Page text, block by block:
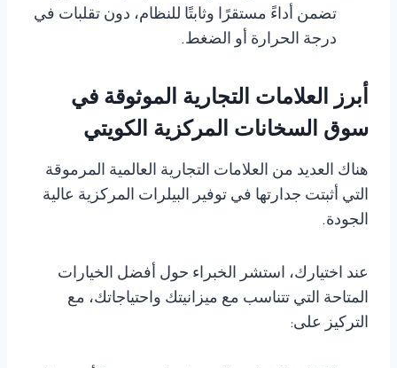
تضمن أداءً مستقرًا وثابتًا للنظام، دون تقلبات في
درجة الحرارة أو الضغط.
أبرز العلامات التجارية الموثوقة في
سوق السخانات المركزية الكويتي
هناك العديد من العلامات التجارية العالمية المرموقة
التي أثبتت جدارتها في توفير البيلرات المركزية عالية
الجودة.
عند اختيارك، استشر الخبراء حول أفضل الخيارات
المتاحة التي تتناسب مع ميزانيتك واحتياجاتك، مع
التركيز على: